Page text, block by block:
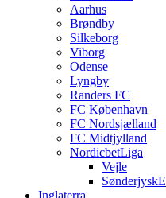
Aarhus
Brøndby
Silkeborg
Viborg
Odense
Lyngby
Randers FC
FC København
FC Nordsjælland
FC Midtjylland
NordicbetLiga
Vejle
SønderjyskE
Inglaterra